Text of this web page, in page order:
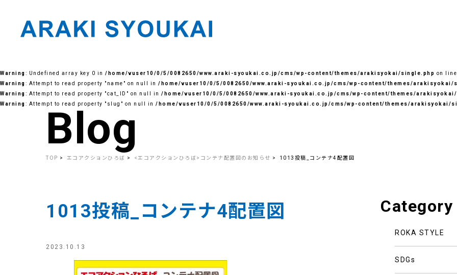
to
content
Warning: Undefined array key 0 in /home/vuser10/0/5/0082650/www.araki-syoukai.co.jp/cms/wp-content/themes/arakisyokai/single.php on line
Warning: Attempt to read property "name" on null in /home/vuser10/0/5/0082650/www.araki-syoukai.co.jp/cms/wp-content/themes/arakisyokai/
Warning: Attempt to read property "cat_ID" on null in /home/vuser10/0/5/0082650/www.araki-syoukai.co.jp/cms/wp-content/themes/
Warning: Attempt to read property "slug" on null in /home/vuser10/0/5/0082650/www.araki-syoukai.co.jp/cms/wp-content/themes/arakisyokai/
Blog
TOP エコアクションひろば <エコアクションひろば>コンテナ配置図のお知らせ 1013投稿_コンテナ4配置図
1013投稿_コンテナ4配置図
2023.10.13
Category
ROKA STYLE
SDGs